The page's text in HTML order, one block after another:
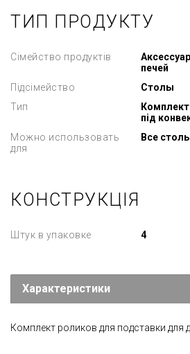
ТИП ПРОДУКТУ
Сімейство продуктів
печей
Підсімейство
Столы
Тип
Комплект
під
Можно использовать
для
Все
КОНСТРУКЦІЯ
Штук в упаковке 4
Характеристики
Комплект роликов для подставки для